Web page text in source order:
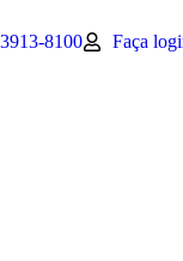
8100 Faça